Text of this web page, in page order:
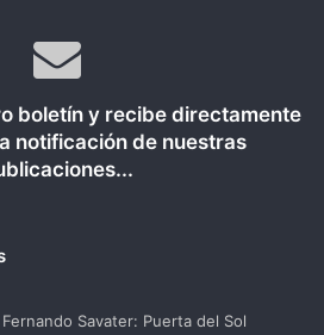
boletín y recibe directamente
notificación de nuestras
Fernando Savater: Puerta del Sol